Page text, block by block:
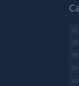
32
28
18
34